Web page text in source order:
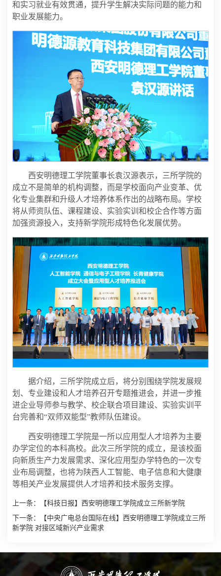
和实习就业有效贯通，提升学生解决实际问题的能力和
职业发展能力。
西安明德理工学院董事长袁汉源表示，三所学院的
成立不是简单的机构调整，而是学校面向产业变革、优
化专业集群和升级人才培养体系作出的战略布局。学校
将从师资队伍、课程建设、实验实训和校企合作等方面
加强资源投入，支持新学院形成特色化发展优势。
据介绍，三所学院成立后，将分别围绕学院发展规
划、专业建设和人才培养召开专题推进会，并进一步推
进企业导师参与教学、校企联合项目建设、实验实训平
台完善和“双师双能型”教师队伍建设。
西安明德理工学院是一所以应用型人才培养为主要
办学定位的本科高校。此次三所学院的成立，是该校面
向新质生产力发展需求、深化应用型办学特色的一次专
业布局调整，也将为陕西人工智能、电子信息和大健康
等相关产业发展提供人才培养和技术服务支撑。
上一条：
【科技日报】西安明德理工学院成立三所新学院
下一条：
【中央广电总台国际在线】西安明德理工学院成立三所
新学院 对接区域新兴产业需求